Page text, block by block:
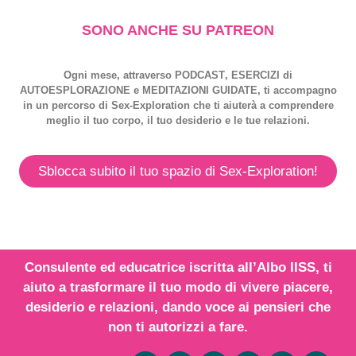
SONO ANCHE SU PATREON
Ogni mese, attraverso PODCAST, ESERCIZI di
AUTOESPLORAZIONE e MEDITAZIONI GUIDATE, ti accompagno
in un percorso di Sex-Exploration che ti aiuterà a comprendere
meglio il tuo corpo, il tuo desiderio e le tue relazioni.
Sblocca subito il tuo spazio di Sex-Exploration!
Consulente ed educatrice iscritta all’Albo IISS, ti
aiuto a trasformare il tuo modo di vivere piacere,
desiderio e relazioni, dando voce ai pensieri che
non ti autorizzi a fare.